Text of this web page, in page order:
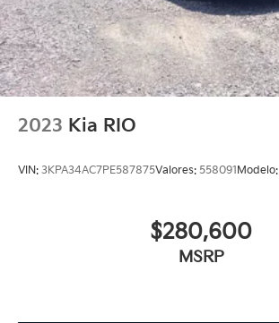
2023 Kia RIO
VIN: 3KPA34AC7PE587875Valores: 558091Modelo:
$280,600
MSRP